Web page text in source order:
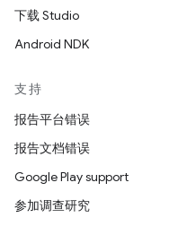
下载 Studio
Android NDK
支持
报告平台错误
报告文档错误
Google Play support
参加调查研究